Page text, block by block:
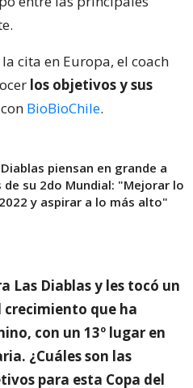
cita en Europa, el coach
los objetivos y sus
BioBioChile.
piensan en grande a
de su 2do Mundial: "Mejorar lo
y aspirar a lo más alto"
Las Diablas y les tocó un
que ha
con un 13º lugar en
¿Cuáles son las
para esta Copa del